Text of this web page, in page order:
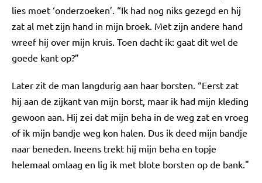
lies moet ‘onderzoeken’. “Ik had nog niks gezegd en hij
zat al met zijn hand in mijn broek. Met zijn andere hand
wreef hij over mijn kruis. Toen dacht ik: gaat dit wel de
goede kant op?”
Later zit de man langdurig aan haar borsten. “Eerst zat
hij aan de zijkant van mijn borst, maar ik had mijn kleding
gewoon aan. Hij zei dat mijn beha in de weg zat en vroeg
of ik mijn bandje weg kon halen. Dus ik deed mijn bandje
naar beneden. Ineens trekt hij mijn beha en topje
helemaal omlaag en lig ik met blote borsten op de bank."